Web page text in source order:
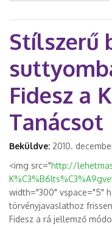
Stílszerű
Fidesz a
Tanácsot
Beküldve: 2010.
<img src="http://
width="300" vspace="5"
törvényjavaslathoz
Fidesz a rá jellemző